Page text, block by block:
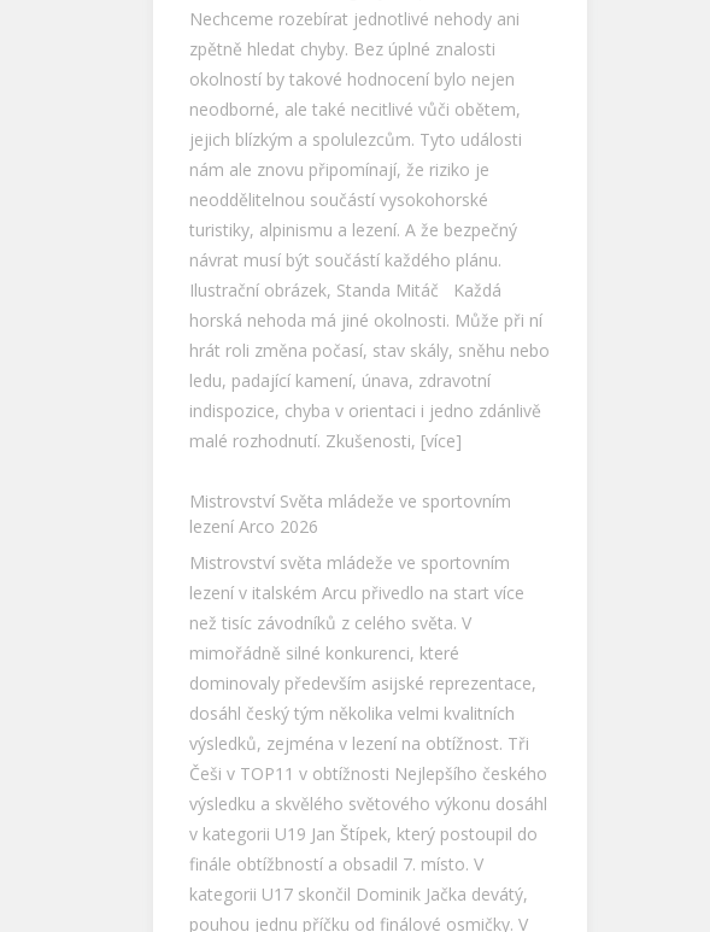
lezení v italském Arcu přivedlo na start více
než tisíc závodníků z celého světa. V
mimořádně silné konkurenci, které
dominovaly především asijské reprezentace,
dosáhl český tým několika velmi kvalitních
výsledků, zejména v lezení na obtížnost. Tři
Češi v TOP11 v obtížnosti Nejlepšího českého
výsledku a skvělého světového výkonu dosáhl
v kategorii U19 Jan Štípek, který postoupil do
finále obtížbností a obsadil 7. místo. V
kategorii U17 skončil Dominik Jačka devátý,
pouhou jednu příčku od finálové osmičky. V
elitní desítce této kategorie se přitom umístili
pouze dva Evropané. Výborný výkon předvedl
také Max Suchan, který obsadil[více]
Druhý Zpravodaj ČHS roku 2026
Zajímá vás, co se událo ve druhém čtvrtletí
roku 2026 nejen v ČHS, ale v celém českém
lezení? Tak si přečtěte náš zpravodaj! Ve
druhém letošním vydání čtvrtletního
Zpravodaje ČHS se opět dozvíte o
událostech ze skal i hor, nejlepších přelezech,
výsledcích mezinárodních a tuzemských
závodů, vzdělávacích kurzech a mnohém
dalším. Zpravodaj obsahuje události z období
1. dubna až 30. června 2026. STAHUJTE ZDE
Všechna předchozí vydání čtvrtletního
Zpravodaje ČHS naleznete v archivu, přihlásit
se také můžete k automatickému odběru e-
mailem. Třetí Zpravodaj roku 2026 bude